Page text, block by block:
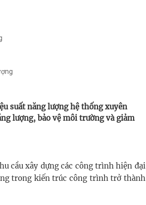
suất năng lượng hệ thống xuyên
lượng, bảo vệ môi trường và giảm
cầu xây dựng các công trình hiện đại
trong kiến trúc công trình trở thành